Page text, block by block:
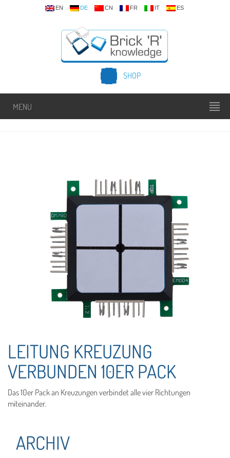
EN DE CN FR IT ES
SHOP
MENU
LEITUNG KREUZUNG
VERBUNDEN 10ER PACK
Das 10er Pack an Kreuzungen verbindet alle vier Richtungen
miteinander.
ARCHIV